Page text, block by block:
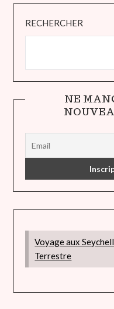
RECHERCHER
NE
Voyage aux
Terrestre